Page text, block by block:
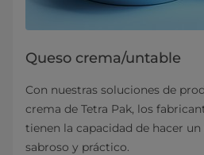
Queso crema/untable
Con nuestras soluciones de
crema de Tetra Pak, los
tienen la capacidad de hacer
sabroso y práctico.